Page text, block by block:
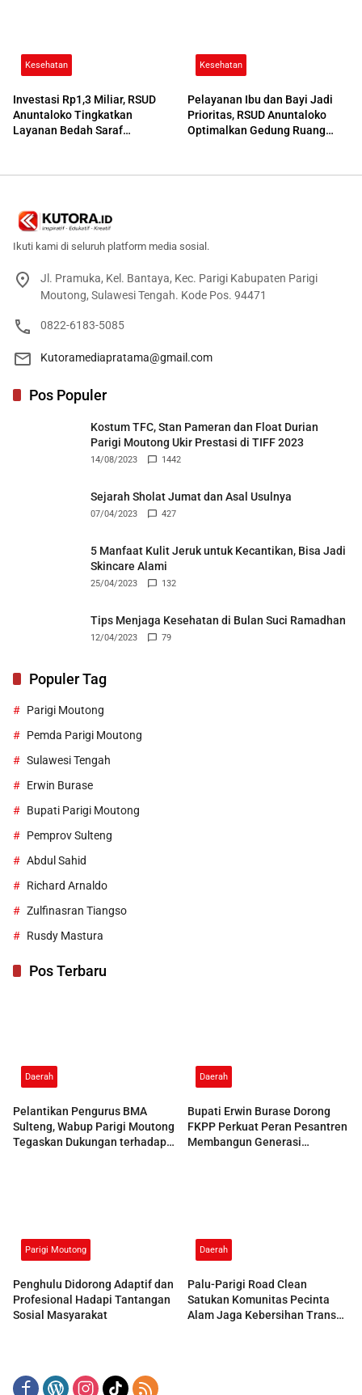
Kesehatan
Investasi Rp1,3 Miliar, RSUD
Anuntaloko Tingkatkan
Layanan Bedah Saraf
Kesehatan
Pelayanan Ibu dan Bayi Jadi
Prioritas, RSUD Anuntaloko
Optimalkan Gedung Ruang
Ikuti kami di seluruh platform media sosial.
Jl. Pramuka, Kel. Bantaya, Kec. Parigi Kabupaten Parigi
Moutong, Sulawesi Tengah. Kode Pos. 94471
0822-6183-5085
Kutoramediapratama@gmail.com
Pos Populer
Kostum TFC, Stan Pameran dan Float Durian
Parigi Moutong Ukir Prestasi di TIFF 2023
14/08/2023 1442
Sejarah Sholat Jumat dan Asal Usulnya
07/04/2023 427
5 Manfaat Kulit Jeruk untuk Kecantikan, Bisa Jadi
Skincare Alami
25/04/2023 132
Tips Menjaga Kesehatan di Bulan Suci Ramadhan
12/04/2023 79
Populer Tag
Parigi Moutong
Pemda Parigi Moutong
Sulawesi Tengah
Erwin Burase
Bupati Parigi Moutong
Pemprov Sulteng
Abdul Sahid
Richard Arnaldo
Zulfinasran Tiangso
Rusdy Mastura
Pos Terbaru
Daerah
Pelantikan Pengurus BMA
Sulteng, Wabup Parigi Moutong
Tegaskan Dukungan terhadap
Daerah
Bupati Erwin Burase Dorong
FKPP Perkuat Peran Pesantren
Membangun Generasi
Parigi Moutong
Penghulu Didorong Adaptif dan
Profesional Hadapi Tantangan
Sosial Masyarakat
Daerah
Palu-Parigi Road Clean
Satukan Komunitas Pecinta
Alam Jaga Kebersihan Trans